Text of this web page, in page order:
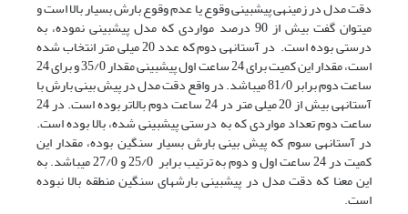
دقت مدل در زمینه­ی پیش­بینی وقوع یا عدم وقوع بارش بسیار بالا است و
می­توان گفت بیش از 90 درصد مواردی که مدل پیش­بینی نموده، به
درستی بوده است. در آستانه­ی دوم که عدد 20 میلی متر انتخاب شده
است، مقدار این کمیت برای 24 ساعت اول پیش­بینی مقدار 35/0 و برای 24
ساعت دوم برابر 81/0 می­باشد. در واقع دقت مدل در پیش بینی بارش با
آستانه­ی بیش از 20 میلی متر در 24 ساعت دوم بالاتر بوده است. در 24
ساعت دوم تعداد مواردی که به درستی پیش­بینی شده، بالا بوده است.
در آستانه­ی سوم که پیش بینی بارش بسیار سنگین بوده، مقدار این
کمیت در 24 ساعت اول و دوم به ترتیب برابر 25/0 و 27/0 می­باشد. به
این معنا که دقت مدل در پیش­بینی بارش­های سنگین منطقه بالا نبوده
است.